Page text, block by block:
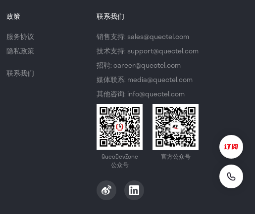
政策
服务协议
隐私政策
联系我们
联系我们
销售支持: sales@quectel.com
技术支持: support@quectel.com
招聘: career@quectel.com
媒体联系: media@quectel.com
其他咨询: info@quectel.com
QuecDevZone
公众号
官方公众号